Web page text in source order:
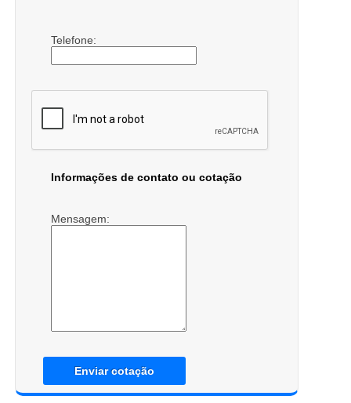
Telefone:
Informações de contato ou cotação
Mensagem:
Enviar cotação